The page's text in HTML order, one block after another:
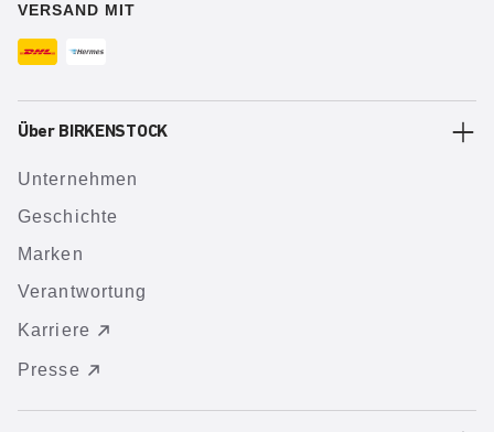
VERSAND MIT
Über BIRKENSTOCK
Unternehmen
Geschichte
Marken
Verantwortung
Karriere
Presse